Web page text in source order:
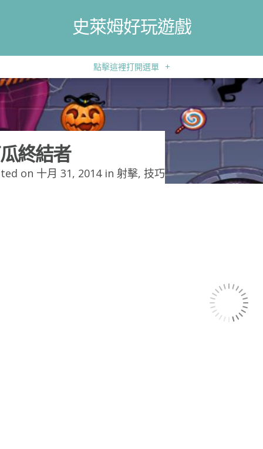
史萊姆好玩遊戲
點擊這裡打開選單 +
終結者
on 十月 31, 2014 in 射擊, 技巧